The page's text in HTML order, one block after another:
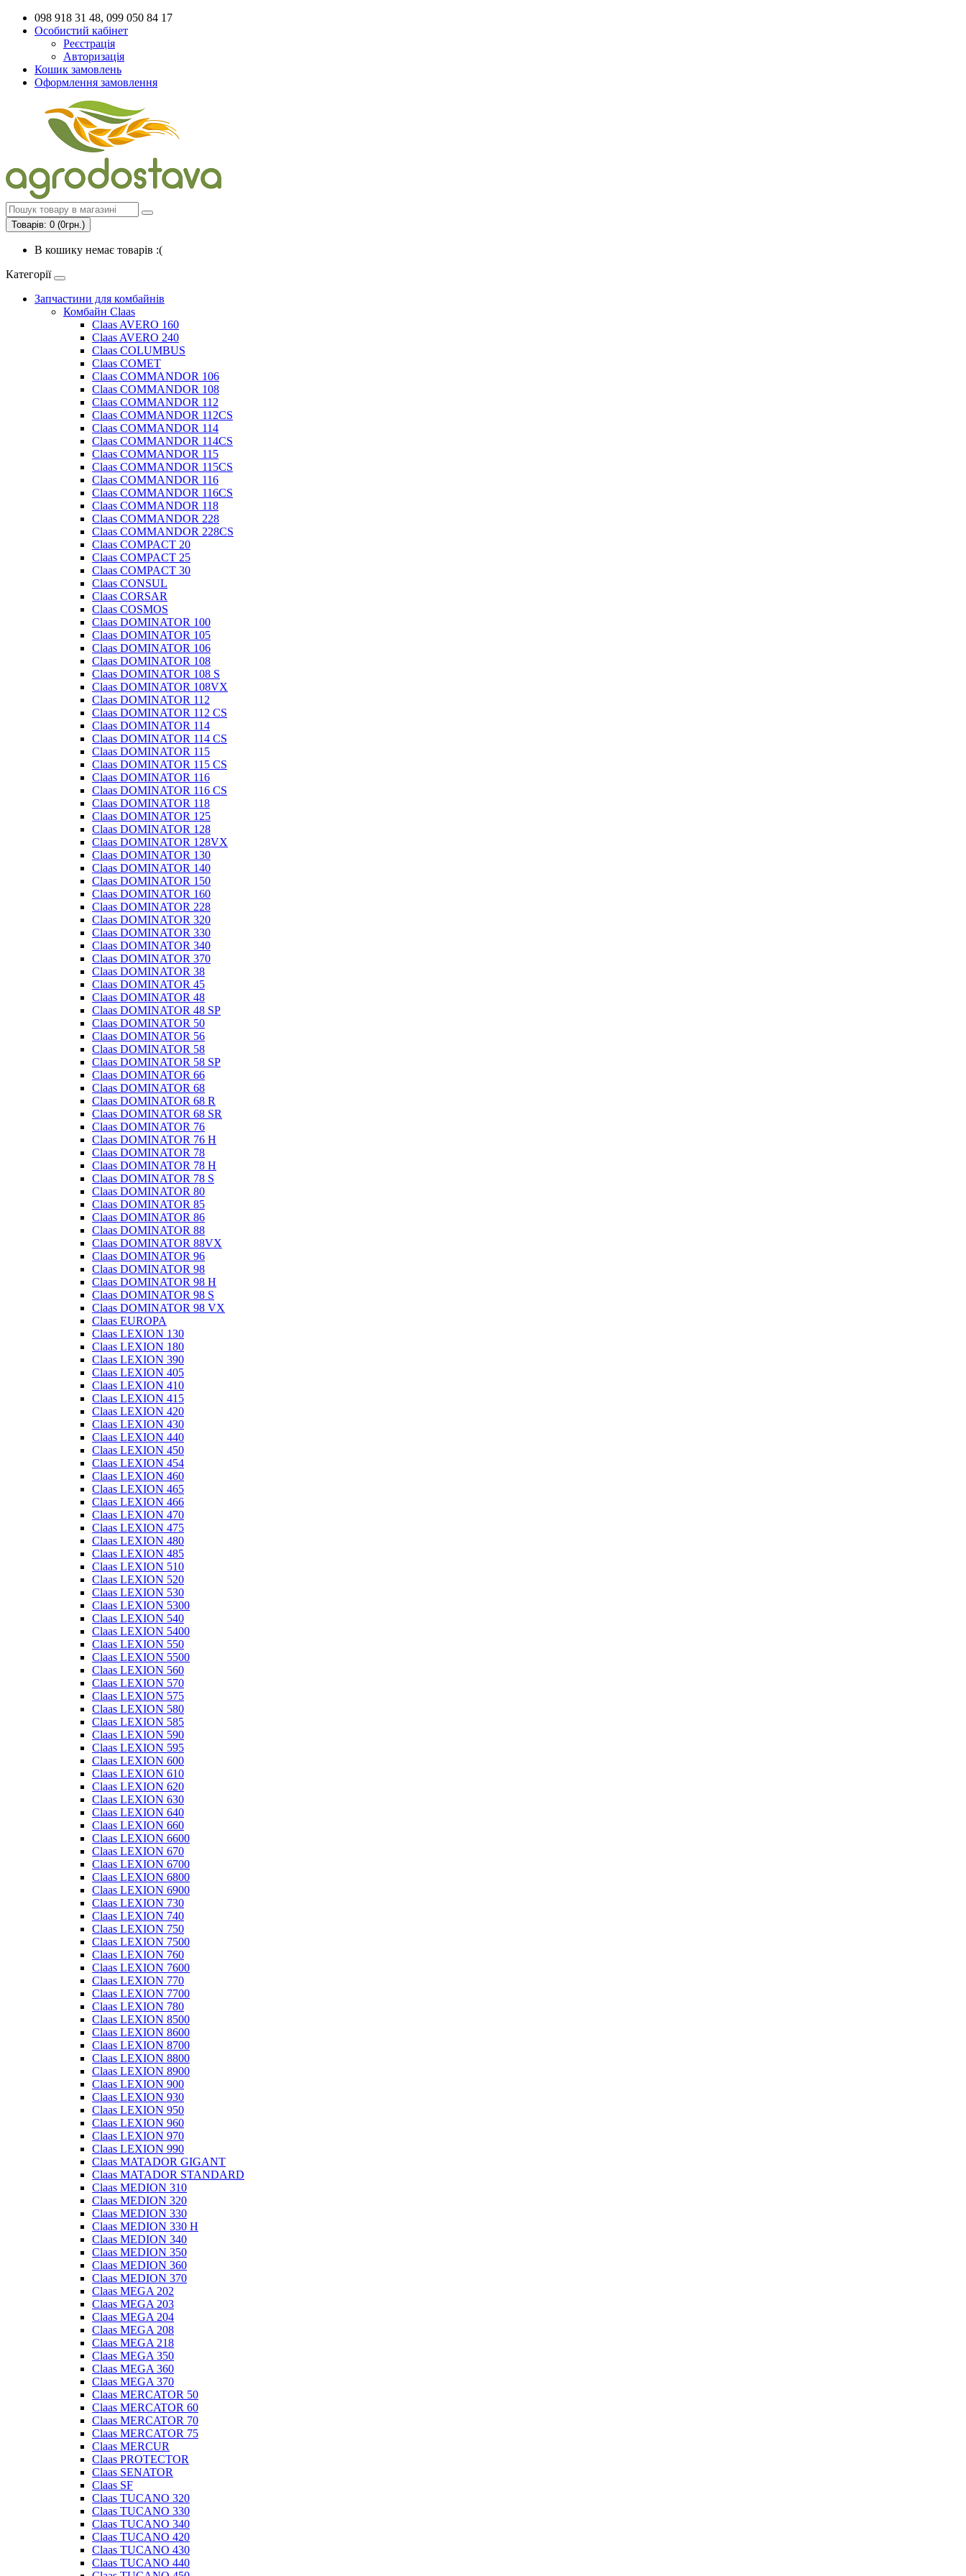
098 918 31 48, 099 050 84 17
Особистий кабінет
Реєстрація
Авторизація
Кошик замовлень
Оформлення замовлення
Товарів: 0 (0грн.)
В кошику немає товарів :(
Категорії
Запчастини для комбайнів
Комбайн Claas
Claas AVERO 160
Claas AVERO 240
Claas COLUMBUS
Claas COMET
Claas COMMANDOR 106
Claas COMMANDOR 108
Claas COMMANDOR 112
Claas COMMANDOR 112CS
Claas COMMANDOR 114
Claas COMMANDOR 114CS
Claas COMMANDOR 115
Claas COMMANDOR 115CS
Claas COMMANDOR 116
Claas COMMANDOR 116CS
Claas COMMANDOR 118
Claas COMMANDOR 228
Claas COMMANDOR 228CS
Claas COMPACT 20
Claas COMPACT 25
Claas COMPACT 30
Claas CONSUL
Claas CORSAR
Claas COSMOS
Claas DOMINATOR 100
Claas DOMINATOR 105
Claas DOMINATOR 106
Claas DOMINATOR 108
Claas DOMINATOR 108 S
Claas DOMINATOR 108VX
Claas DOMINATOR 112
Claas DOMINATOR 112 CS
Claas DOMINATOR 114
Claas DOMINATOR 114 CS
Claas DOMINATOR 115
Claas DOMINATOR 115 CS
Claas DOMINATOR 116
Claas DOMINATOR 116 CS
Claas DOMINATOR 118
Claas DOMINATOR 125
Claas DOMINATOR 128
Claas DOMINATOR 128VX
Claas DOMINATOR 130
Claas DOMINATOR 140
Claas DOMINATOR 150
Claas DOMINATOR 160
Claas DOMINATOR 228
Claas DOMINATOR 320
Claas DOMINATOR 330
Claas DOMINATOR 340
Claas DOMINATOR 370
Claas DOMINATOR 38
Claas DOMINATOR 45
Claas DOMINATOR 48
Claas DOMINATOR 48 SP
Claas DOMINATOR 50
Claas DOMINATOR 56
Claas DOMINATOR 58
Claas DOMINATOR 58 SP
Claas DOMINATOR 66
Claas DOMINATOR 68
Claas DOMINATOR 68 R
Claas DOMINATOR 68 SR
Claas DOMINATOR 76
Claas DOMINATOR 76 H
Claas DOMINATOR 78
Claas DOMINATOR 78 H
Claas DOMINATOR 78 S
Claas DOMINATOR 80
Claas DOMINATOR 85
Claas DOMINATOR 86
Claas DOMINATOR 88
Claas DOMINATOR 88VX
Claas DOMINATOR 96
Claas DOMINATOR 98
Claas DOMINATOR 98 H
Claas DOMINATOR 98 S
Claas DOMINATOR 98 VX
Claas EUROPA
Claas LEXION 130
Claas LEXION 180
Claas LEXION 390
Claas LEXION 405
Claas LEXION 410
Claas LEXION 415
Claas LEXION 420
Claas LEXION 430
Claas LEXION 440
Claas LEXION 450
Claas LEXION 454
Claas LEXION 460
Claas LEXION 465
Claas LEXION 466
Claas LEXION 470
Claas LEXION 475
Claas LEXION 480
Claas LEXION 485
Claas LEXION 510
Claas LEXION 520
Claas LEXION 530
Claas LEXION 5300
Claas LEXION 540
Claas LEXION 5400
Claas LEXION 550
Claas LEXION 5500
Claas LEXION 560
Claas LEXION 570
Claas LEXION 575
Claas LEXION 580
Claas LEXION 585
Claas LEXION 590
Claas LEXION 595
Claas LEXION 600
Claas LEXION 610
Claas LEXION 620
Claas LEXION 630
Claas LEXION 640
Claas LEXION 660
Claas LEXION 6600
Claas LEXION 670
Claas LEXION 6700
Claas LEXION 6800
Claas LEXION 6900
Claas LEXION 730
Claas LEXION 740
Claas LEXION 750
Claas LEXION 7500
Claas LEXION 760
Claas LEXION 7600
Claas LEXION 770
Claas LEXION 7700
Claas LEXION 780
Claas LEXION 8500
Claas LEXION 8600
Claas LEXION 8700
Claas LEXION 8800
Claas LEXION 8900
Claas LEXION 900
Claas LEXION 930
Claas LEXION 950
Claas LEXION 960
Claas LEXION 970
Claas LEXION 990
Claas MATADOR GIGANT
Claas MATADOR STANDARD
Claas MEDION 310
Claas MEDION 320
Claas MEDION 330
Claas MEDION 330 H
Claas MEDION 340
Claas MEDION 350
Claas MEDION 360
Claas MEDION 370
Claas MEGA 202
Claas MEGA 203
Claas MEGA 204
Claas MEGA 208
Claas MEGA 218
Claas MEGA 350
Claas MEGA 360
Claas MEGA 370
Claas MERCATOR 50
Claas MERCATOR 60
Claas MERCATOR 70
Claas MERCATOR 75
Claas MERCUR
Claas PROTECTOR
Claas SENATOR
Claas SF
Claas TUCANO 320
Claas TUCANO 330
Claas TUCANO 340
Claas TUCANO 420
Claas TUCANO 430
Claas TUCANO 440